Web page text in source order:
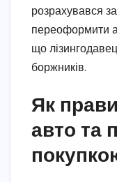
розрахувався
переоформити
що
боржників.
Як
авто та